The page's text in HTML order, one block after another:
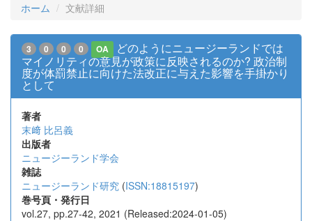
ホーム 文献詳細
3 0 0 0 OA
どのようにニュージーランドでは
マイノリティの意見が政策に反映されるのか? 政治制
度が体罰禁止に向けた法改正に与えた影響を手掛かり
として
著者
末﨑 比呂義
出版者
ニュージーランド学会
雑誌
ニュージーランド研究 (ISSN:18815197)
巻号頁・発行日
vol.27, pp.27-42, 2021 (Released:2024-01-05)